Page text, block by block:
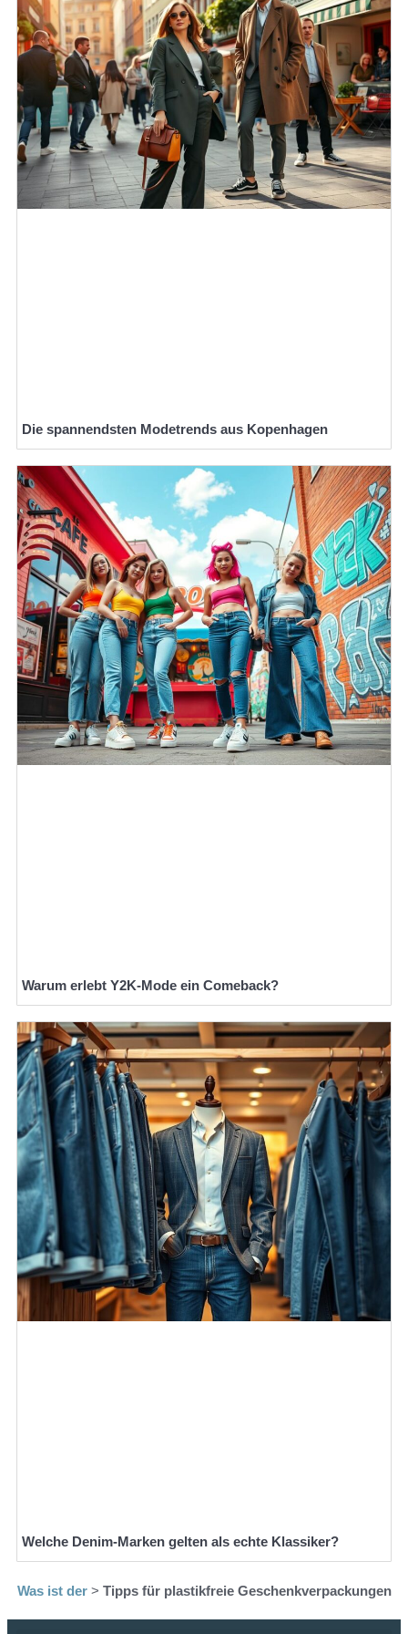
Die spannendsten Modetrends aus Kopenhagen
Warum erlebt Y2K-Mode ein Comeback?
Welche Denim-Marken gelten als echte Klassiker?
Was ist der> Tipps für plastikfreie Geschenkverpackungen